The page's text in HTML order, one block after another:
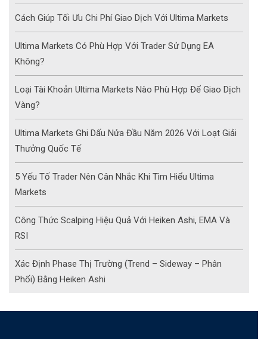
Cách Giúp Tối Ưu Chi Phí Giao Dịch Với Ultima Markets
Ultima Markets Có Phù Hợp Với Trader Sử Dụng EA
Không?
Loại Tài Khoản Ultima Markets Nào Phù Hợp Để Giao Dịch
Vàng?
Ultima Markets Ghi Dấu Nửa Đầu Năm 2026 Với Loạt Giải
Thưởng Quốc Tế
5 Yếu Tố Trader Nên Cân Nhắc Khi Tìm Hiểu Ultima
Markets
Công Thức Scalping Hiệu Quả Với Heiken Ashi, EMA Và
RSI
Xác Định Phase Thị Trường (Trend – Sideway – Phân
Phối) Bằng Heiken Ashi